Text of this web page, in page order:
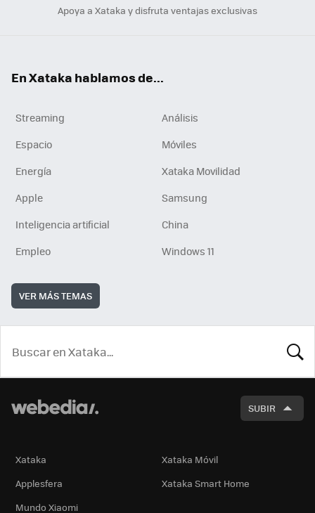
Apoya a Xataka y disfruta ventajas exclusivas
En Xataka hablamos de...
Streaming
Análisis
Espacio
Móviles
Energía
Xataka Movilidad
Apple
Samsung
Inteligencia artificial
China
Empleo
Windows 11
VER MÁS TEMAS
SUBIR
Xataka
Xataka Móvil
Applesfera
Xataka Smart Home
Mundo Xiaomi